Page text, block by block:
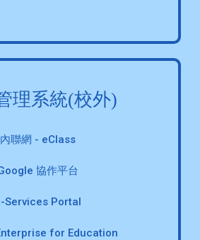
理系統(校外)
內聯網 - eClass
協作平台
Services Portal
for Education